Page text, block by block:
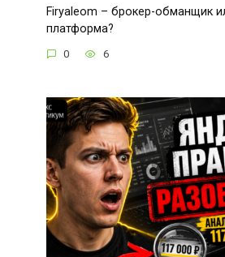
Firyaleom – брокер-обманщик
платформа?
0 6